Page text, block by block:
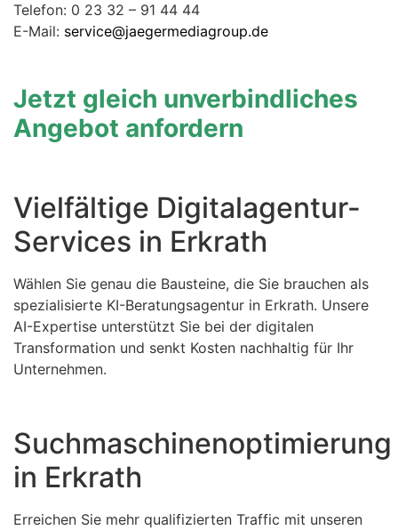
Telefon: 0 23 32 – 91 44 44
E-Mail: service@jaegermediagroup.de
Jetzt gleich unverbindliches
Angebot anfordern
Vielfältige Digitalagentur-
Services in Erkrath
Wählen Sie genau die Bausteine, die Sie brauchen als
spezialisierte KI-Beratungsagentur in Erkrath. Unsere
AI-Expertise unterstützt Sie bei der digitalen
Transformation und senkt Kosten nachhaltig für Ihr
Unternehmen.
Suchmaschinenoptimierung
in Erkrath
Erreichen Sie mehr qualifizierten Traffic mit unseren